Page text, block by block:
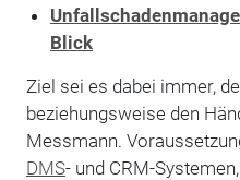
Blick
Ziel sei es dabei immer,
beziehungsweise den
Messmann.
DMS- und CRM-